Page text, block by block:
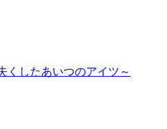
くしたあいつのアイツ～